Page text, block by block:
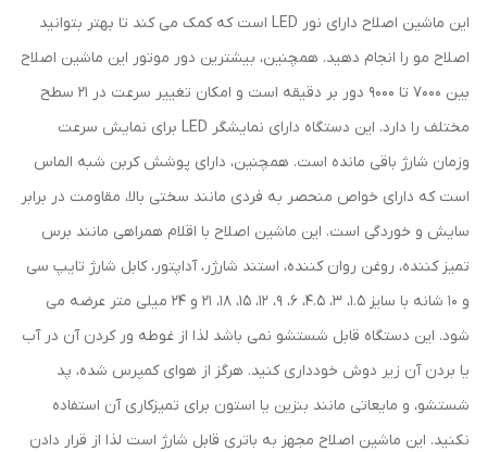
این ماشین اصلاح دارای نور LED است که کمک می کند تا بهتر بتوانید
اصلاح مو را انجام دهید. همچنین، بیشترین دور موتور این ماشین اصلاح
بین 7000 تا 9000 دور بر دقیقه است و امکان تغییر سرعت در 21 سطح
مختلف را دارد. این دستگاه دارای نمایشگر LED برای نمایش سرعت
وزمان شارژ باقی مانده است. همچنین، دارای پوشش کربن شبه الماس
است که دارای خواص منحصر به فردی مانند سختی بالا، مقاومت در برابر
سایش و خوردگی است. این ماشین اصلاح با اقلام همراهی مانند برس
تمیز کننده، روغن روان کننده، استند شارژر، آداپتور، کابل شارژ تایپ سی
و 10 شانه با سایز 1.5، 3، 4.5، 6، 9، 12، 15، 18، 21 و 24 میلی متر عرضه می
شود. این دستگاه قابل شستشو نمی باشد لذا از غوطه ور کردن آن در آب
یا بردن آن زیر دوش خودداری کنید. هرگز از هوای کمپرس شده، پد
شستشو، و مایعاتی مانند بنزین یا استون برای تمیزکاری آن استفاده
نکنید. این ماشین اصلاح مجهز به باتری قابل شارژ است لذا از قرار دادن